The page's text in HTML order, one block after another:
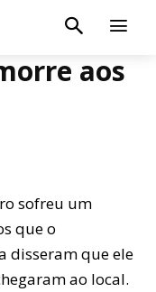
aos
sofreu um
que o
disseram que ele
ao local.